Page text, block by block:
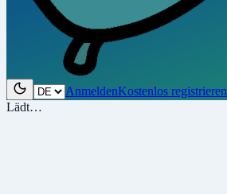
AnmeldenKostenlos registrieren
Lädt…